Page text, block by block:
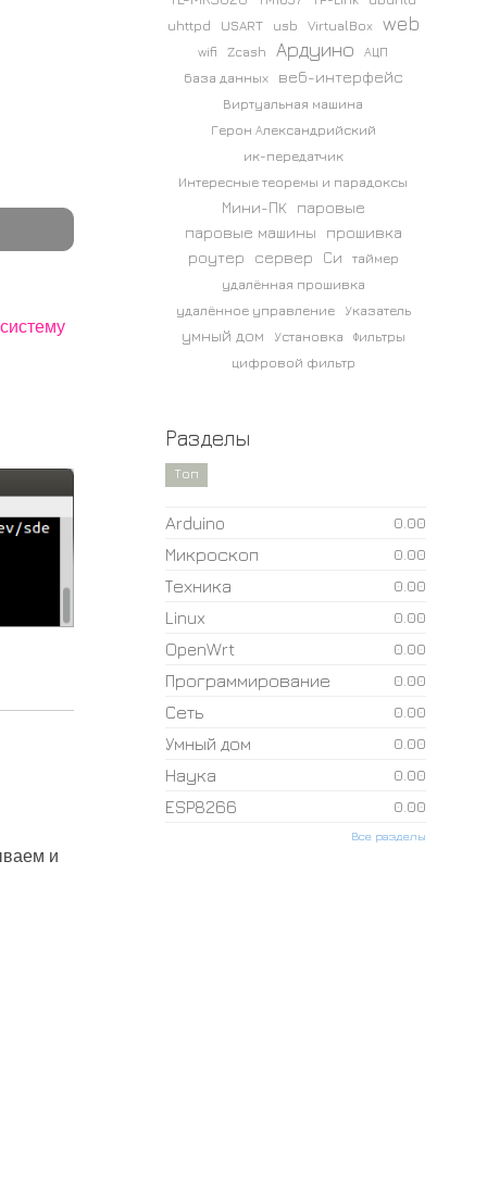
и
uhttpd
USART usb VirtualBox web
wifi Zcash Ардуино
АЦП
база данных
веб-интерфейс
Виртуальная машина
Герон Александрийский
ик-передатчик
Интересные теоремы и парадоксы
Мини-ПК паровые
паровые машины
прошивка
роутер
сервер Си
таймер
удалённая прошивка
удалённое управление
Указатель
умный дом Установка
Фильтры
цифровой фильтр
Разделы
Топ
Arduino 0.00
Микроскоп 0.00
Техника 0.00
Linux 0.00
OpenWrt 0.00
Программирование 0.00
Сеть 0.00
Умный дом 0.00
Наука 0.00
ESP8266 0.00
Все разделы